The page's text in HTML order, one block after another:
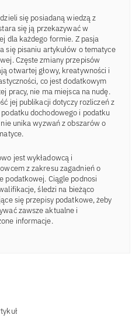
się posiadaną wiedzą z
się ją przekazywać w
dla każdego formie. Z pasja
się pisaniu artykułów o tematyce
Częste zmiany przepisów
otwartej głowy, kreatywności i
co jest dodatkowym
pracy, nie ma miejsca na nudę.
jej publikacji dotyczy rozliczeń z
dochodowego i podatku
nie unika wyzwań z obszarów o
jest wykładowcą i
z zakresu zagadnień o
podatkowej. Ciągle podnosi
śledzi na bieżąco
się przepisy podatkowe, żeby
zawsze aktualne i
informacje.